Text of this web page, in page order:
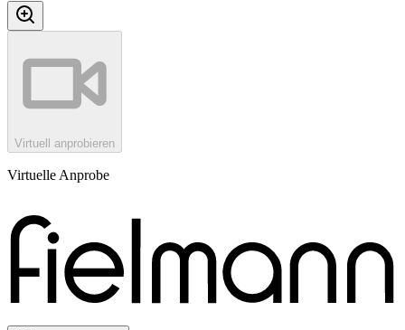
Virtuell anprobieren
Virtuelle Anprobe